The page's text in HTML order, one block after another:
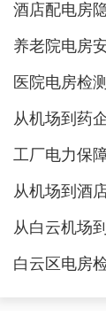
广
白云配